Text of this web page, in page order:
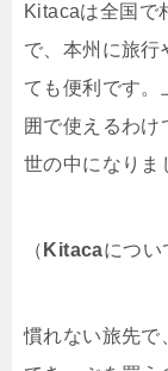
Kitacaは全国で
で、本州に旅行
ても便利です。
囲で使えるわけ
世の中になりま
（ Kitacaについ
慣れない旅先で